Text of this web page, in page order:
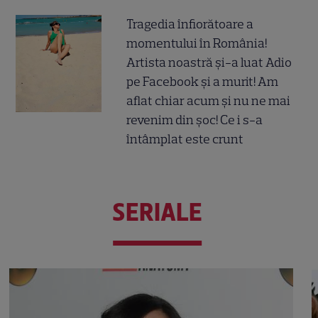
Tragedia înfiorătoare a
momentului în România!
Artista noastră și-a luat Adio
pe Facebook și a murit! Am
aflat chiar acum și nu ne mai
revenim din șoc! Ce i s-a
întâmplat este crunt
SERIALE